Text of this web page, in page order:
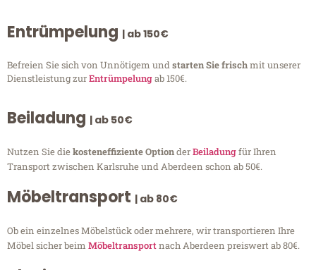
Entrümpelung | ab 150€
Befreien Sie sich von Unnötigem undstarten Sie frischmit unserer
Dienstleistung zurEntrümpelungab 150€.
Beiladung | ab 50€
Nutzen Sie diekosteneffiziente OptionderBeiladungfür Ihren
Transport zwischen Karlsruhe und Aberdeen schon ab 50€.
Möbeltransport | ab 80€
Ob ein einzelnes Möbelstück oder mehrere, wir transportieren Ihre
Möbel sicher beim Möbeltransportnach Aberdeen preiswert ab 80€.